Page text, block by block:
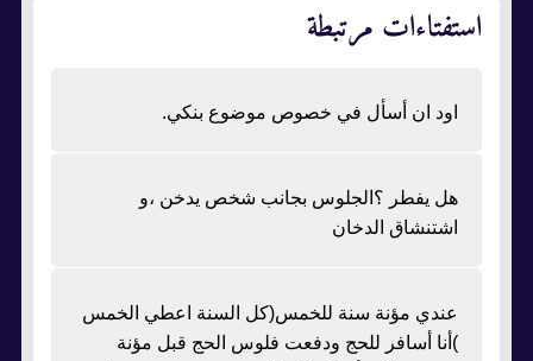
استفتاءات مرتبطة
اود ان أسأل في خصوص موضوع بنكي.
هل يفطر ؟الجلوس بجانب شخص يدخن ،و
اشتنشاق الدخان
عندي مؤنة سنة للخمس(كل السنة اعطي الخمس
)أنا أسافر للحج ودفعت فلوس الحج قبل مؤنة